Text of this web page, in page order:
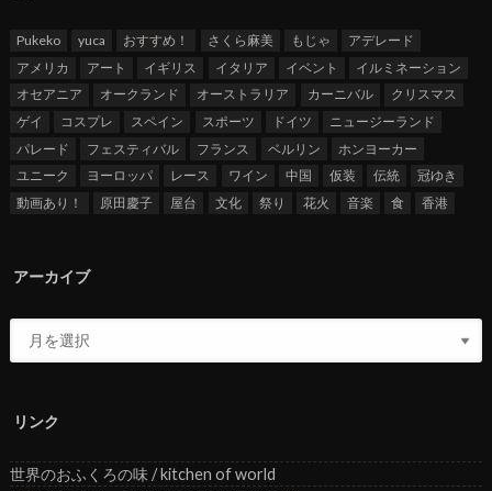
Pukeko yuca おすすめ！ さくら麻美 もじゃ
アデレード
アメリカ
アート イギリス イタリア イベント
イルミネーション
オセアニア
オークランド オーストラリア カーニバル
クリスマス
ゲイ
コスプレ スペイン スポーツ ドイツ
ニュージーランド
パレード
フェスティバル フランス ベルリン
ホンヨーカー
ユニーク
ヨーロッパ レース ワイン 中国 仮装 伝統
冠ゆき
動画あり！
原田慶子 屋台 文化 祭り 花火 音楽 食 香港
アーカイブ
リンク
世界のおふくろの味 / kitchen of world